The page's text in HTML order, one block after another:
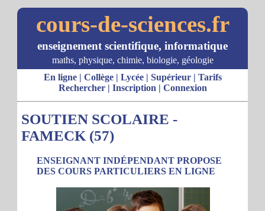
cours-de-sciences.fr
enseignement scientifique, informatique
maths, physique, chimie, biologie, géologie
En ligne| Collège| Lycée| Supérieur| Tarifs
Rechercher| Inscription | Connexion
SOUTIEN SCOLAIRE -
FAMECK (57)
ENSEIGNANT INDÉPENDANT PROPOSE
DES COURS PARTICULIERS EN LIGNE